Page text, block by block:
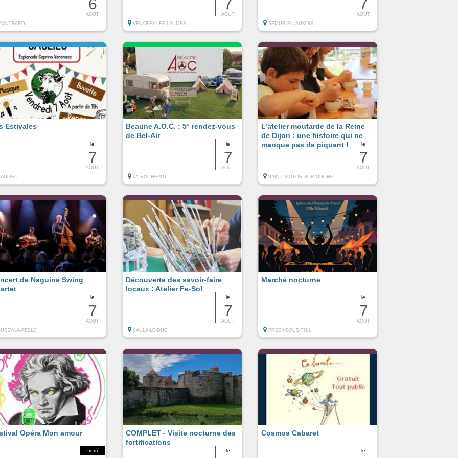
6
AOUT
7
AOUT
VENAREY-LES-LAUMES
7
AOUT
SEMUR-EN-AUXOIS
le
7
AOUT
Estivales
le
7
AOUT
Beaune A.O.C. : 5° rendez-vous
de Bel-Air
LA ROCHEPOT
le
7
AOUT
L’atelier moutarde de la Reine
de Dijon : une histoire qui ne
manque pas de piquant !
SAINT-VICTOR-SUR-OUCHE
le
7
AOUT
de Naguine Swing
LA-PESLE
le
7
AOUT
Découverte des savoir-faire
locaux : Atelier Fa-Sol
SAULX-LE-DUC
le
7
AOUT
Marché nocturne
PRECY-SOUS-THIL
from
Opéra Mon amour
le
COMPLET - Visite nocturne des
fortifications
le
Cosmos Cabaret